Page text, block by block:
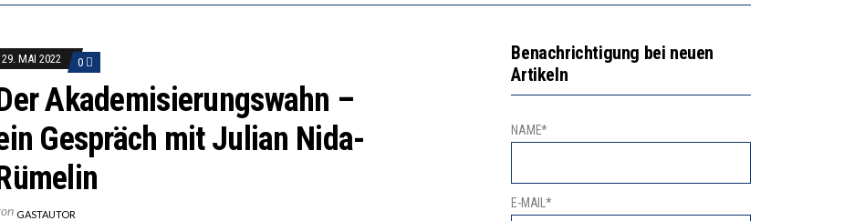
29. MAI 2022 0
Akademisierungswahn –
Gespräch mit Julian Nida-
GASTAUTOR
Benachrichtigung bei neuen
Artikeln
NAME*
E-MAIL*